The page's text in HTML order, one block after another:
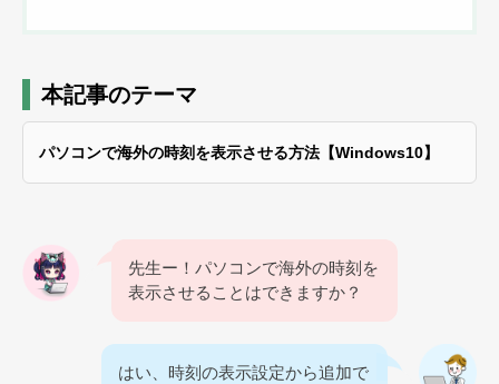
本記事のテーマ
パソコンで海外の時刻を表示させる方法【Windows10】
先生ー！パソコンで海外の時刻を
表示させることはできますか？
はい、時刻の表示設定から追加で